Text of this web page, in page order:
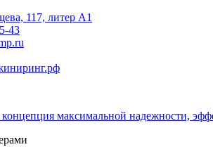
117, литер А1
43
максимальной надежности,